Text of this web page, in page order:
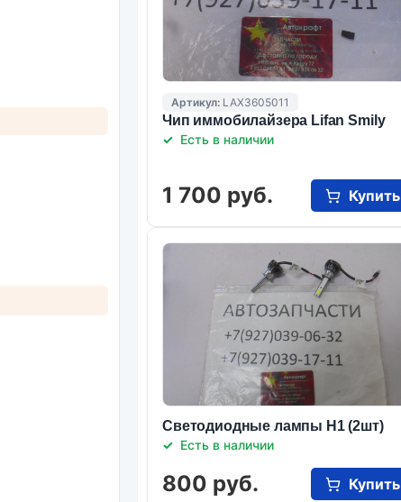
Артикул: LAX3605011
Чип иммобилайзера Lifan Smily
Есть в наличии
1 700 руб. Купить
Светодиодные лампы Н1 (2шт)
Есть в наличии
800 руб. Купить